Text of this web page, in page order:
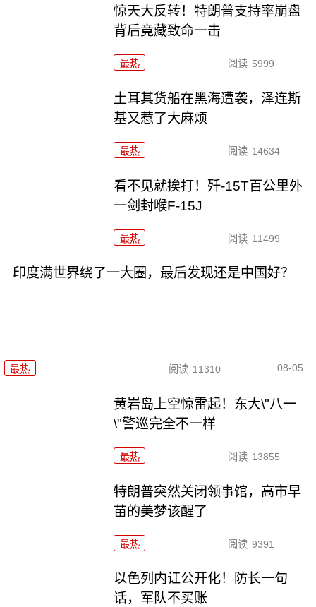
惊天大反转！特朗普支持率崩盘
背后竟藏致命一击
最热 阅读 5999
土耳其货船在黑海遭袭，泽连斯
基又惹了大麻烦
最热 阅读 14634
看不见就挨打！歼-15T百公里外
一剑封喉F-15J
最热 阅读 11499
印度满世界绕了一大圈，最后发现还是中国好？
最热 阅读 11310 08-05
黄岩岛上空惊雷起！东大\"八一
\"警巡完全不一样
最热 阅读 13855
特朗普突然关闭领事馆，高市早
苗的美梦该醒了
最热 阅读 9391
以色列内讧公开化！防长一句
话，军队不买账